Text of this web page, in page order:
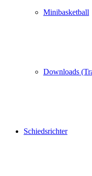
Minibasketball
Downloads
Schiedsrichter